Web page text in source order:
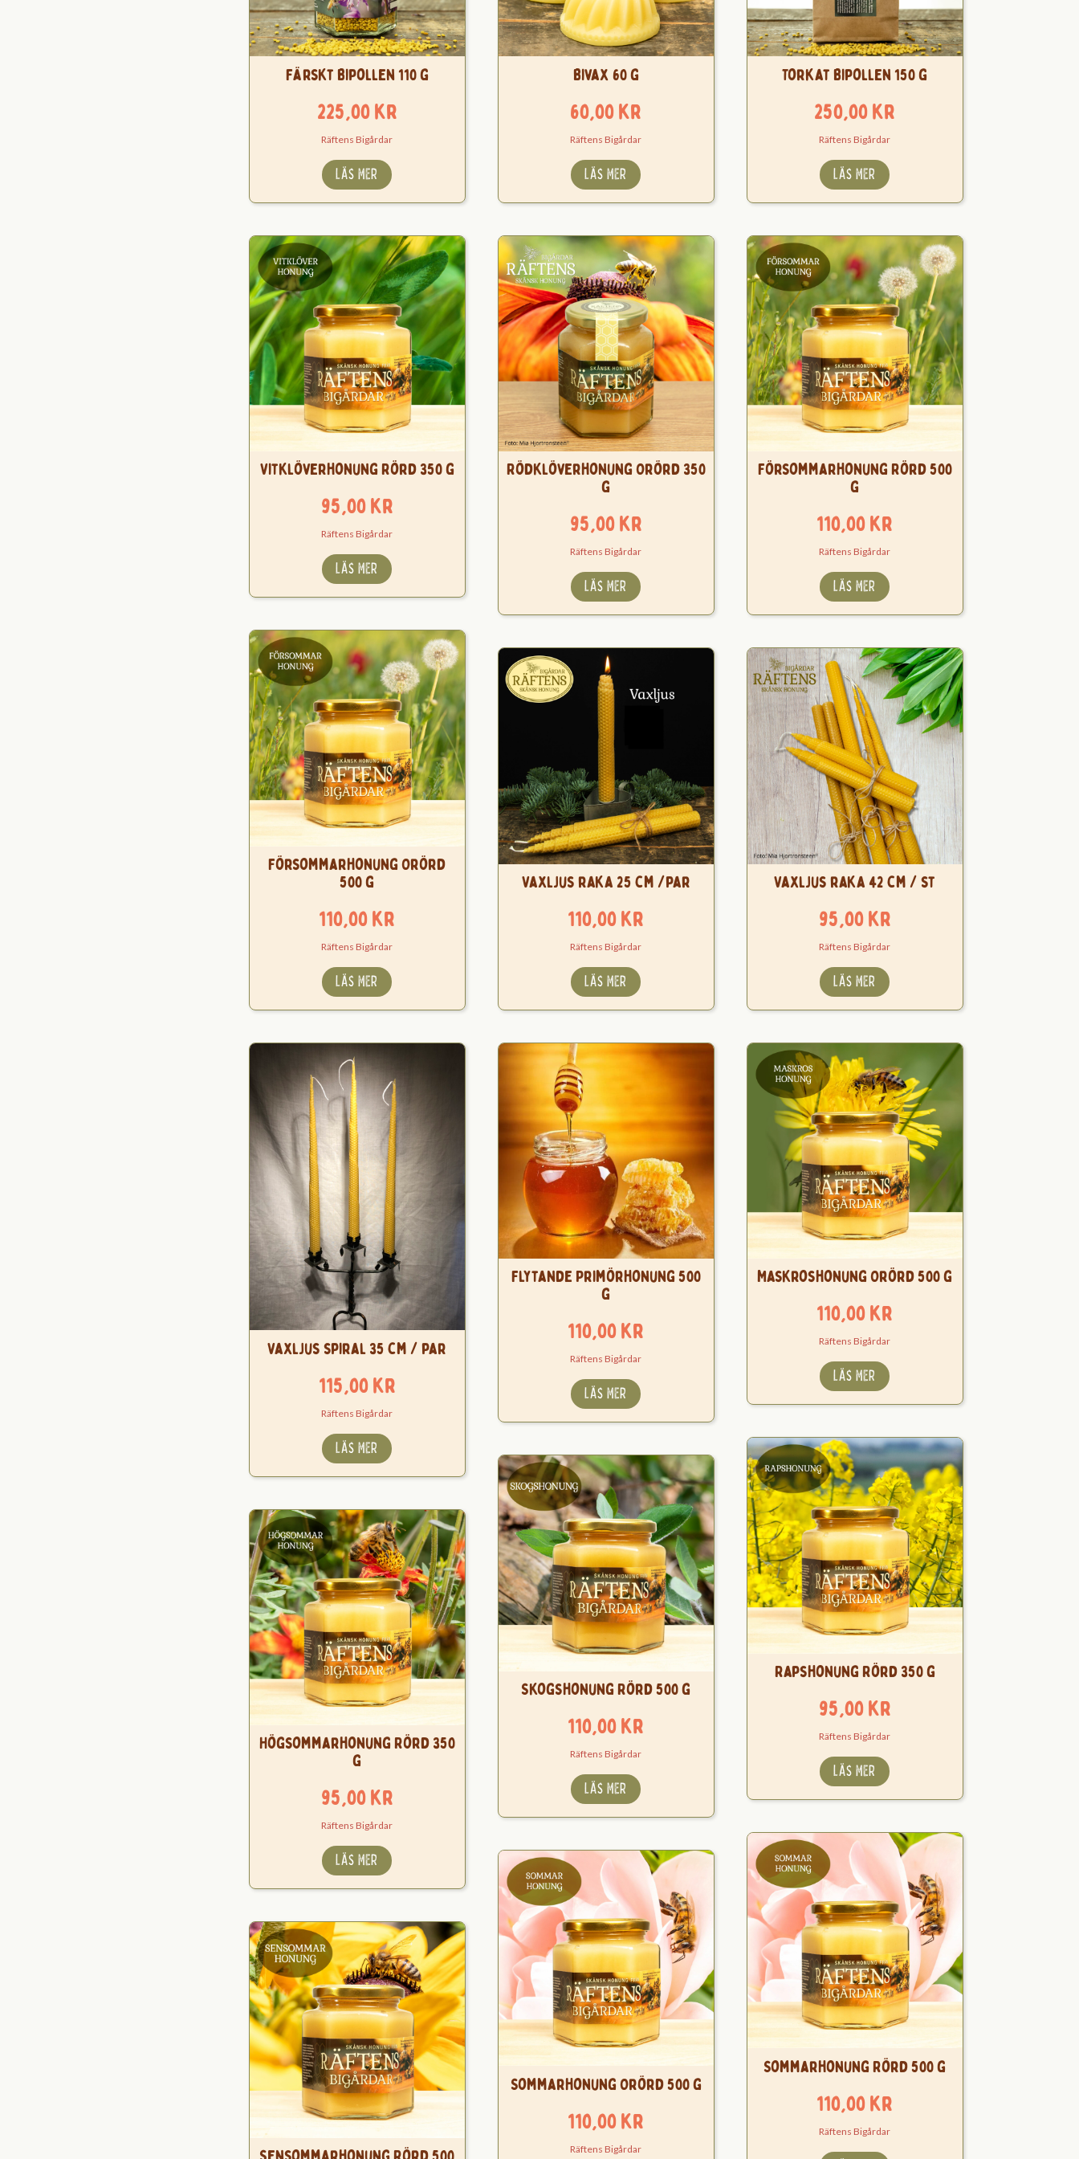
Färskt Bipollen 110 g
225,00kr
Räftens Bigårdar
LÄS MER
Bivax 60 g
60,00kr
Räftens Bigårdar
LÄS MER
Torkat Bipollen 150 g
250,00kr
Räftens Bigårdar
LÄS MER
Vitklöverhonung Rörd 350 g
95,00kr
Räftens Bigårdar
LÄS MER
Rödklöverhonung Orörd 350
g
95,00kr
Räftens Bigårdar
LÄS MER
Försommarhonung Rörd 500
g
110,00kr
Räftens Bigårdar
LÄS MER
Försommarhonung Orörd
500 g
110,00kr
Räftens Bigårdar
LÄS MER
Vaxljus raka 25 cm /par
110,00kr
Räftens Bigårdar
LÄS MER
Vaxljus raka 42 cm / st
95,00kr
Räftens Bigårdar
LÄS MER
Vaxljus spiral 35 cm / par
115,00kr
Räftens Bigårdar
LÄS MER
Flytande Primörhonung 500
g
110,00kr
Räftens Bigårdar
LÄS MER
Maskroshonung Orörd 500 g
110,00kr
Räftens Bigårdar
LÄS MER
Rapshonung Rörd 350 g
95,00kr
Räftens Bigårdar
LÄS MER
Skogshonung Rörd 500 g
110,00kr
Räftens Bigårdar
LÄS MER
Högsommarhonung Rörd 350
g
95,00kr
Räftens Bigårdar
LÄS MER
Sommarhonung Rörd 500 g
110,00kr
Räftens Bigårdar
Sommarhonung Orörd 500 g
110,00kr
Räftens Bigårdar